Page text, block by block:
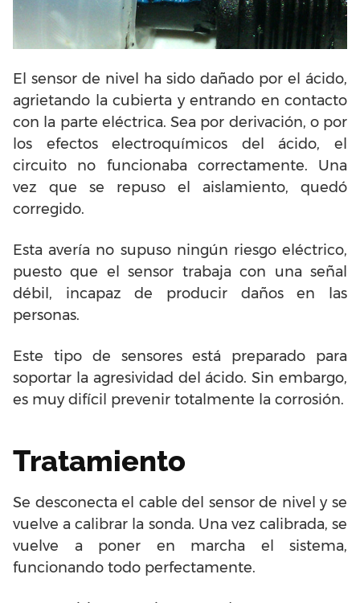
El sensor de nivel ha sido dañado por el ácido,
agrietando la cubierta y entrando en contacto
con la parte eléctrica. Sea por derivación, o por
los efectos electroquímicos del ácido, el
circuito no funcionaba correctamente. Una
vez que se repuso el aislamiento, quedó
corregido.
Esta avería no supuso ningún riesgo eléctrico,
puesto que el sensor trabaja con una señal
débil, incapaz de producir daños en las
personas.
Este tipo de sensores está preparado para
soportar la agresividad del ácido. Sin embargo,
es muy difícil prevenir totalmente la corrosión.
Tratamiento
Se desconecta el cable del sensor de nivel y se
vuelve a calibrar la sonda. Una vez calibrada, se
vuelve a poner en marcha el sistema,
funcionando todo perfectamente.